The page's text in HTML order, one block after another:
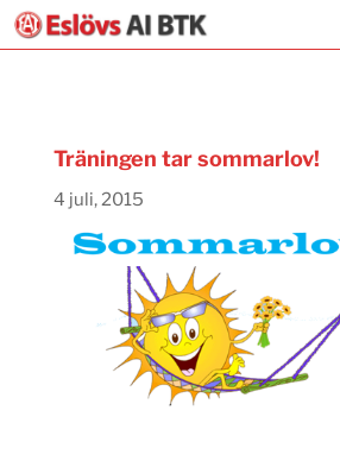
Träningen tar sommarlov!
4 juli, 2015